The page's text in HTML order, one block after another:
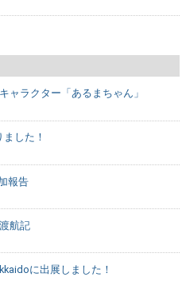
ャラクター「あるまちゃん」
した！
報告
航記
に出展しました！